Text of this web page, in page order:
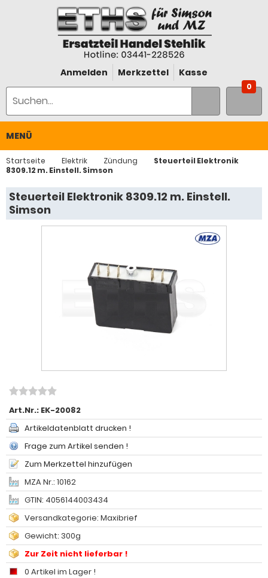
Anmelden Merkzettel Kasse
0
MENÜ
Startseite Elektrik Zündung
Steuerteil Elektronik
8309.12 m. Einstell. Simson
Steuerteil Elektronik 8309.12 m. Einstell.
Simson
Art.Nr.: EK-20082
Artikeldatenblatt drucken !
Frage zum Artikel senden !
Zum Merkzettel hinzufügen
MZA Nr.: 10162
GTIN: 4056144003434
Versandkategorie: Maxibrief
Gewicht: 300g
Zur Zeit nicht lieferbar !
0 Artikel im Lager !